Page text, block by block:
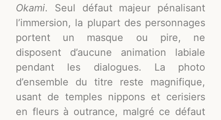
Okami. Seul défaut majeur pénalisant
l’immersion, la plupart des personnages
portent un masque ou pire, ne
disposent d’aucune animation labiale
pendant les dialogues. La photo
d’ensemble du titre reste magnifique,
usant de temples nippons et cerisiers
en fleurs à outrance, malgré ce défaut